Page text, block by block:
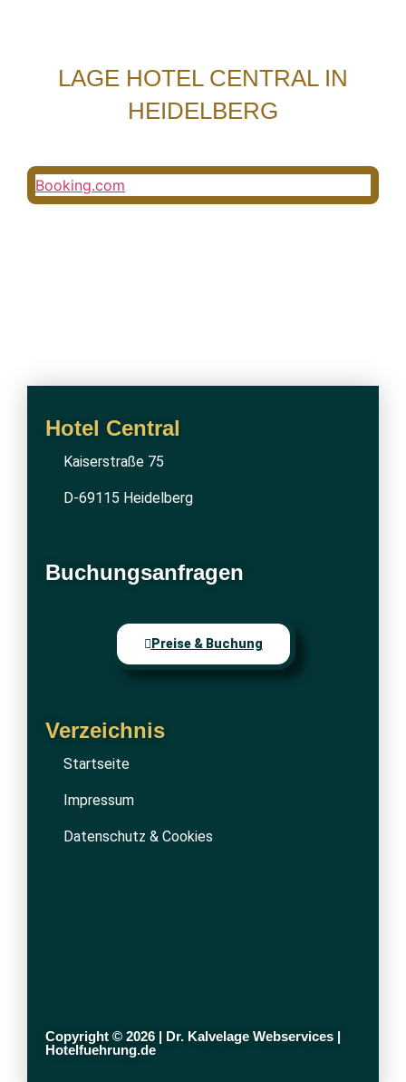
LAGE HOTEL CENTRAL IN
HEIDELBERG
Booking.com
Hotel Central
Kaiserstraße 75
D-69115 Heidelberg
Buchungsanfragen
Preise & Buchung
Verzeichnis
Startseite
Impressum
Datenschutz & Cookies
Copyright © 2026 | Dr. Kalvelage Webservices |
Hotelfuehrung.de